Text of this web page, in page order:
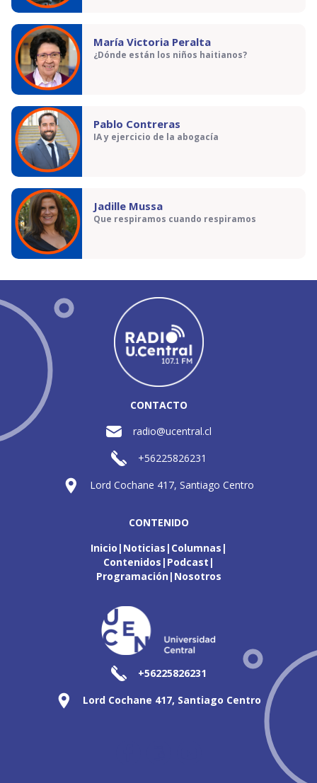
María Victoria Peralta
¿Dónde están los niños haitianos?
Pablo Contreras
IA y ejercicio de la abogacía
Jadille Mussa
Que respiramos cuando respiramos
CONTACTO
radio@ucentral.cl
+56225826231
Lord Cochane 417, Santiago Centro
CONTENIDO
Inicio Noticias Columnas
Contenidos Podcast
Programación Nosotros
+56225826231
Lord Cochane 417, Santiago Centro